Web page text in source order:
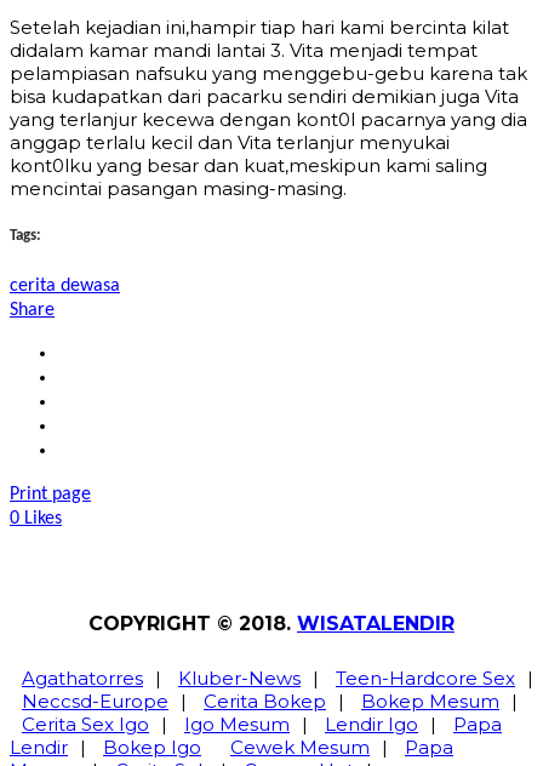
Setelah kejadian ini,hampir tiap hari kami bercinta kilat
didalam kamar mandi lantai 3. Vita menjadi tempat
pelampiasan nafsuku yang menggebu-gebu karena tak
bisa kudapatkan dari pacarku sendiri demikian juga Vita
yang terlanjur kecewa dengan kont0l pacarnya yang dia
anggap terlalu kecil dan Vita terlanjur menyukai
kont0lku yang besar dan kuat,meskipun kami saling
mencintai pasangan masing-masing.
Tags:
cerita dewasa
Share
Print page
0 Likes
COPYRIGHT © 2018. WISATALENDIR
Agathatorres | Kluber-News | Teen-Hardcore Sex |
Neccsd-Europe
| Cerita Bokep | Bokep Mesum
|
Cerita Sex Igo
| Igo Mesum | Lendir Igo |
Papa
Lendir | Bokep Igo Cewek Mesum |
Papa